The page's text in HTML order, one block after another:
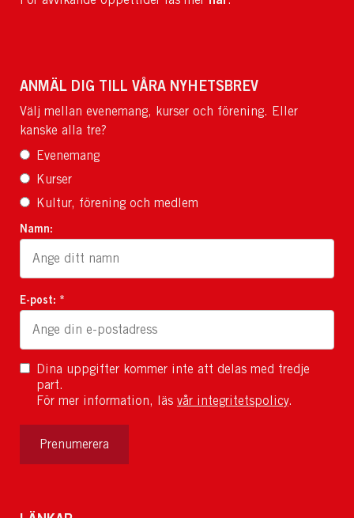
ANMÄL DIG TILL VÅRA NYHETSBREV
Välj mellan evenemang, kurser och förening. Eller
kanske alla tre?
Evenemang
Kurser
Kultur, förening och medlem
Namn:
E-post: *
Dina uppgifter kommer inte att delas med tredje
part.
För mer information, läs vår integritetspolicy.
Prenumerera